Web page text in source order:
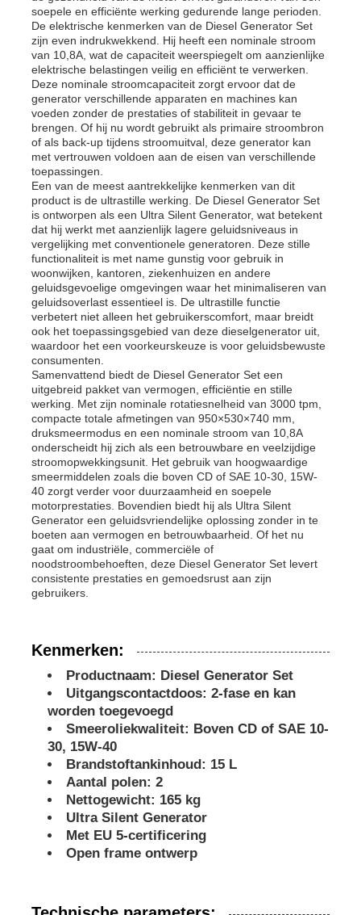
Contacteer ons
nieuws
Alle Gevallen
Vraag een offerte aan
dieselgeneratorset
benzinegeneratoren
Omvormergeneratorset
Draagbare Generator Set
Industriële generatorset
Digitale generatorset
Open Frame Generator
geluiddichte generatorreeks
de generator van het huisgebruik
De Reeks van de luifelgenerator
Geraffineerd met een laag geluid
Onderhoud van de generator
Lasgeneratorset
soepele en efficiënte werking gedurende lange perioden.
De elektrische kenmerken van de Diesel Generator Set
zijn even indrukwekkend. Hij heeft een nominale stroom
van 10,8A, wat de capaciteit weerspiegelt om aanzienlijke
elektrische belastingen veilig en efficiënt te verwerken.
Deze nominale stroomcapaciteit zorgt ervoor dat de
generator verschillende apparaten en machines kan
voeden zonder de prestaties of stabiliteit in gevaar te
brengen. Of hij nu wordt gebruikt als primaire stroombron
of als back-up tijdens stroomuitval, deze generator kan
met vertrouwen voldoen aan de eisen van verschillende
toepassingen.
Een van de meest aantrekkelijke kenmerken van dit
product is de ultrastille werking. De Diesel Generator Set
is ontworpen als een Ultra Silent Generator, wat betekent
dat hij werkt met aanzienlijk lagere geluidsniveaus in
vergelijking met conventionele generatoren. Deze stille
functionaliteit is met name gunstig voor gebruik in
woonwijken, kantoren, ziekenhuizen en andere
geluidsgevoelige omgevingen waar het minimaliseren van
geluidsoverlast essentieel is. De ultrastille functie
verbetert niet alleen het gebruikerscomfort, maar breidt
ook het toepassingsgebied van deze dieselgenerator uit,
waardoor het een voorkeurskeuze is voor geluidsbewuste
consumenten.
Samenvattend biedt de Diesel Generator Set een
uitgebreid pakket van vermogen, efficiëntie en stille
werking. Met zijn nominale rotatiesnelheid van 3000 tpm,
compacte totale afmetingen van 950×530×740 mm,
druksmeermodus en een nominale stroom van 10,8A
onderscheidt hij zich als een betrouwbare en veelzijdige
stroomopwekkingsunit. Het gebruik van hoogwaardige
smeermiddelen zoals die boven CD of SAE 10-30, 15W-
40 zorgt verder voor duurzaamheid en soepele
motorprestaties. Bovendien biedt hij als Ultra Silent
Generator een geluidsvriendelijke oplossing zonder in te
boeten aan vermogen en betrouwbaarheid. Of het nu
gaat om industriële, commerciële of
noodstroombehoeften, deze Diesel Generator Set levert
consistente prestaties en gemoedsrust aan zijn
gebruikers.
Kenmerken:
Productnaam: Diesel Generator Set
Uitgangscontactdoos: 2-fase en kan
worden toegevoegd
Smeeroliekwaliteit: Boven CD of SAE 10-
30, 15W-40
Brandstoftankinhoud: 15 L
Aantal polen: 2
Nettogewicht: 165 kg
Ultra Silent Generator
Met EU 5-certificering
Open frame ontwerp